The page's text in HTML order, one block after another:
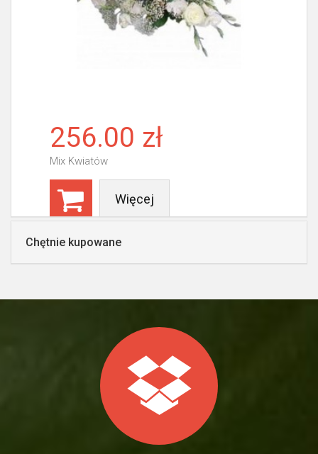
256.00 zł
Mix Kwiatów
Więcej
Chętnie kupowane